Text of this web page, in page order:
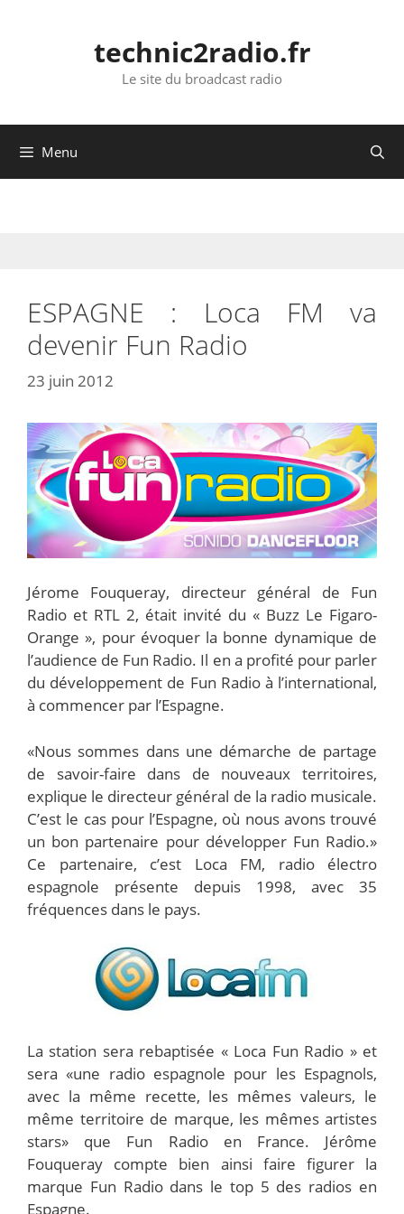
technic2radio.fr
Le site du broadcast radio
Menu
ESPAGNE : Loca FM va
devenir Fun Radio
23 juin 2012
Jérome Fouqueray, directeur général de Fun
Radio et RTL 2, était invité du « Buzz Le Figaro-
Orange », pour évoquer la bonne dynamique de
l’audience de Fun Radio. Il en a profité pour parler
du développement de Fun Radio à l’international,
à commencer par l’Espagne.
«Nous sommes dans une démarche de partage
de savoir-faire dans de nouveaux territoires,
explique le directeur général de la radio musicale.
C’est le cas pour l’Espagne, où nous avons trouvé
un bon partenaire pour développer Fun Radio.»
Ce partenaire, c’est Loca FM, radio électro
espagnole présente depuis 1998, avec 35
fréquences dans le pays.
La station sera rebaptisée « Loca Fun Radio » et
sera «une radio espagnole pour les Espagnols,
avec la même recette, les mêmes valeurs, le
même territoire de marque, les mêmes artistes
stars» que Fun Radio en France. Jérôme
Fouqueray compte bien ainsi faire figurer la
marque Fun Radio dans le top 5 des radios en
Espagne.